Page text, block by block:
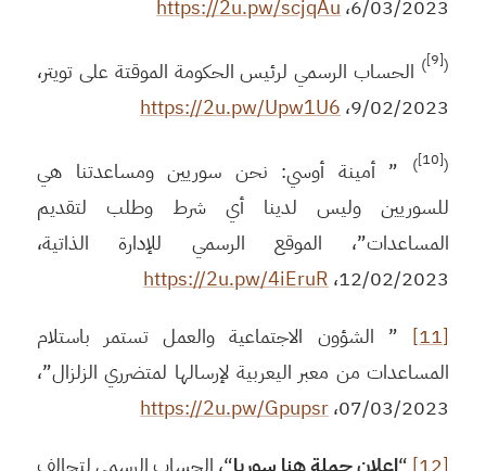
6/03/2023، https://2u.pw/scjqAu
(
[9]
) الحساب الرسمي لرئيس الحكومة الموقتة على تويتر،
9/02/2023، https://2u.pw/Upw1U6
(
[10]
)
” أمينة أوسي: نحن سوريين ومساعدتنا هي
للسوريين وليس لدينا أي شرط وطلب لتقديم
المساعدات”، الموقع الرسمي للإدارة الذاتية،
12/02/2023، https://2u.pw/4iEruR
[11]
” الشؤون الاجتماعية والعمل تستمر باستلام
المساعدات من معبر اليعربية لإرسالها لمتضرري الزلزال”،
07/03/2023، https://2u.pw/Gpupsr
[12]
“إعلان حملة هنا سوريا“، الحساب الرسمي لتحالف